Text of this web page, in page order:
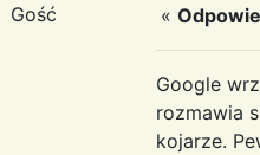
Gość
«
Google
rozmawia
kojarze.